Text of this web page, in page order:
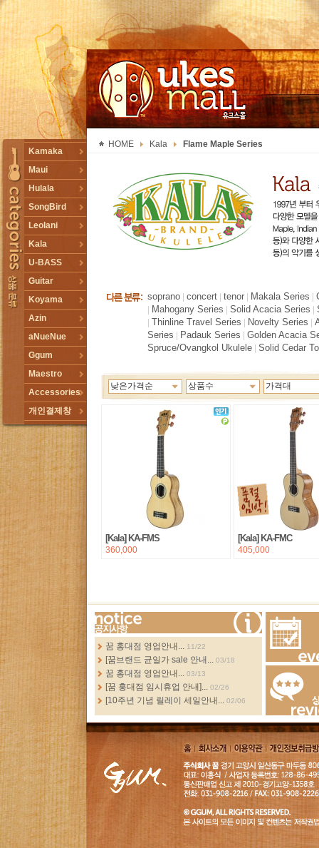
TOGGLE
Kamaka
Maui
Hulala
SongBird
Leolani
Kala
U-BASS
Guitar
Koyama
Azin
aNueNue
Ggum
Maestro
Accessories
개인결제창
HOME Kala Flame Maple Series
soprano concert tenor Makala Series
Mahogany Series Solid Acacia Series
Thinline Travel Series Novelty Series
Series
Padauk Series
Golden Acacia
Spruce/Ovangkol Ukulele Solid Cedar
낮은가격순 상품수 가격대
[Kala] KA-FMS
360,000
[Kala] KA-FMC
405,000
more...
꿈 홍대점 영업안내... 11/22
[꿈브랜드 균일가 sale 안내... 03/18
꿈 홍대점 영업안내... 03/13
[꿈 홍대점 임시휴업 안내]... 02/26
[10주년 기념 릴레이 세일안내... 02/06
Events
Review
홈
회사소
개
이용약
관
개인정보취급
침